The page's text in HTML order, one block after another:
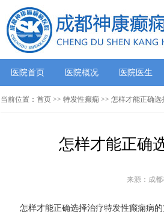
医院首页 医院概况 医院医生
当前位置： 首页 >> 特发性癫痫 >> 怎样才能正确
怎样才能正确
来源：成
怎样才能正确选择治疗特发性癫痫病